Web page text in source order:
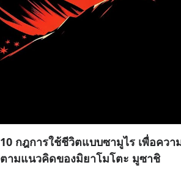
10 กฎการใช้ชีวิตแบบซามูไร เพื่อควา
ตามแนวคิดของมิยาโมโตะ มูซาชิ